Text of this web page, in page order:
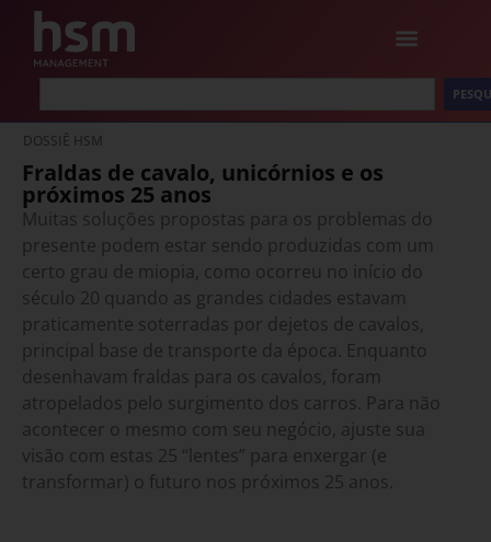
DOSSIÊ HSM
Fraldas de cavalo, unicórnios e os
próximos 25 anos
Muitas soluções propostas para os problemas do
presente podem estar sendo produzidas com um
certo grau de miopia, como ocorreu no início do
século 20 quando as grandes cidades estavam
praticamente soterradas por dejetos de cavalos,
principal base de transporte da época. Enquanto
desenhavam fraldas para os cavalos, foram
atropelados pelo surgimento dos carros. Para não
acontecer o mesmo com seu negócio, ajuste sua
visão com estas 25 “lentes” para enxergar (e
transformar) o futuro nos próximos 25 anos.